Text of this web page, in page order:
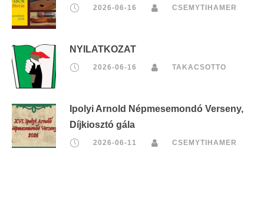
2026-06-16 CSEMYTIHAMER
NYILATKOZAT
2026-06-16 TAKACSOTTO
Ipolyi Arnold Népmesemondó Verseny,
Díjkiosztó gála
2026-06-11 CSEMYTIHAMER